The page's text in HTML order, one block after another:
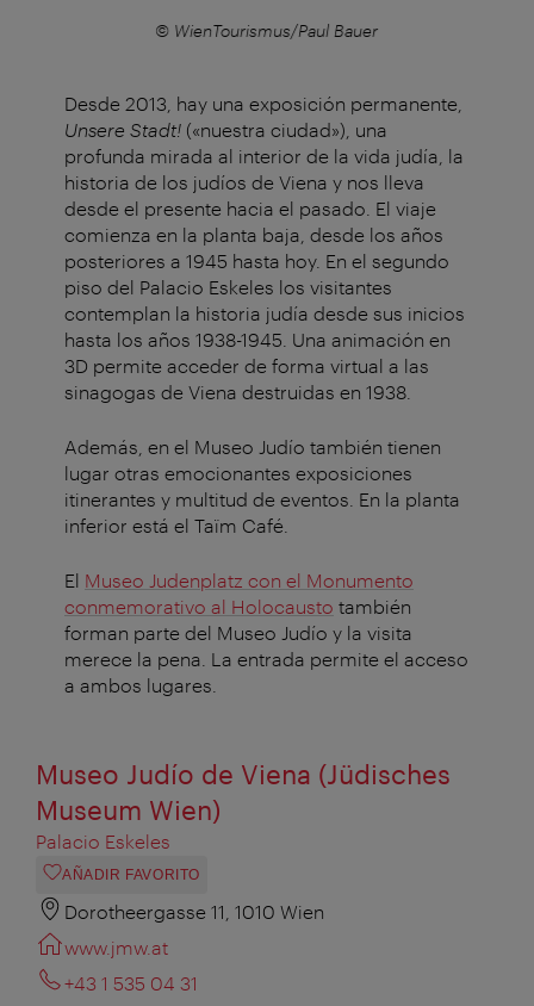
© WienTourismus/Paul Bauer
Desde 2013, hay una exposición permanente,
Unsere Stadt! («nuestra ciudad»), una
profunda mirada al interior de la vida judía, la
historia de los judíos de Viena y nos lleva
desde el presente hacia el pasado. El viaje
comienza en la planta baja, desde los años
posteriores a 1945 hasta hoy. En el segundo
piso del Palacio Eskeles los visitantes
contemplan la historia judía desde sus inicios
hasta los años 1938-1945. Una animación en
3D permite acceder de forma virtual a las
sinagogas de Viena destruidas en 1938.
Además, en el Museo Judío también tienen
lugar otras emocionantes exposiciones
itinerantes y multitud de eventos. En la planta
inferior está el Taïm Café.
El Museo Judenplatz con el Monumento
conmemorativo al Holocausto también
forman parte del Museo Judío y la visita
merece la pena. La entrada permite el acceso
a ambos lugares.
Museo Judío de Viena (Jüdisches
Museum Wien)
Palacio Eskeles
AÑADIR FAVORITO
Dorotheergasse 11, 1010 Wien
www.jmw.at
+43 1 535 04 31